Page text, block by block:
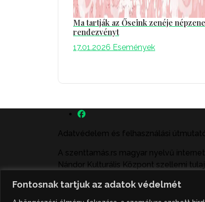
Fontosnak tartjuk az adatok védelmét
Ma tartják az Őseink zenéje
rendezvényt
17.01.2026 Események
Adatvédelem és felhasználási
A szenttamás.rs magyar nyelvű
Nándor Kulturális Központ szellemi
illetve közzétett fotók átvétele